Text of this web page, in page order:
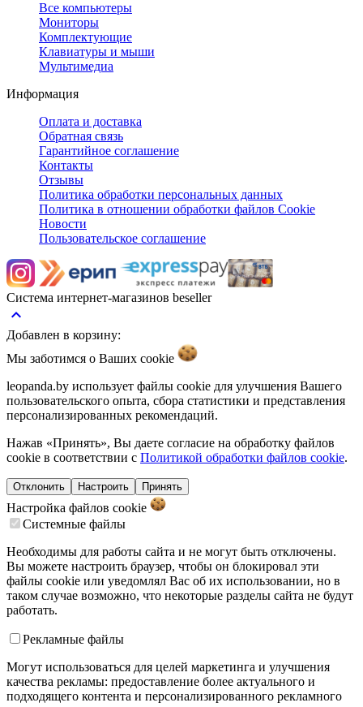
Все компьютеры
Мониторы
Комплектующие
Клавиатуры и мыши
Мультимедиа
Информация
Оплата и доставка
Обратная связь
Гарантийное соглашение
Контакты
Отзывы
Политика обработки персональных данных
Политика в отношении обработки файлов Cookie
Новости
Пользовательское соглашение
Система интернет-магазинов beseller
keyboard_arrow_up
Добавлен в корзину:
Мы заботимся о Ваших cookie
leopanda.by использует файлы cookie для улучшения Вашего
пользовательского опыта, сбора статистики и представления
персонализированных рекомендаций.
Нажав «Принять», Вы даете согласие на обработку файлов
cookie в соответствии с Политикой обработки файлов cookie.
Отклонить Настроить Принять
Настройка файлов cookie
Системные файлы
Необходимы для работы сайта и не могут быть отключены.
Вы можете настроить браузер, чтобы он блокировал эти
файлы cookie или уведомлял Вас об их использовании, но в
таком случае возможно, что некоторые разделы сайта не будут
работать.
Рекламные файлы
Могут использоваться для целей маркетинга и улучшения
качества рекламы: предоставление более актуального и
подходящего контента и персонализированного рекламного